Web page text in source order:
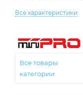
Все характеристики
Все товары
категории